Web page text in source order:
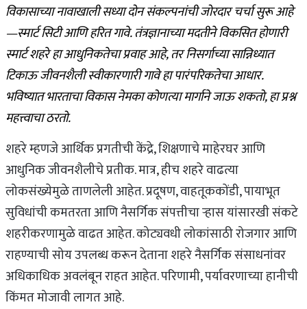
विकासाच्या नावाखाली सध्या दोन संकल्पनांची जोरदार चर्चा सुरू आहे
—स्मार्ट सिटी आणि हरित गावे. तंत्रज्ञानाच्या मदतीने विकसित होणारी
स्मार्ट शहरे हा आधुनिकतेचा प्रवाह आहे, तर निसर्गाच्या सान्निध्यात
टिकाऊ जीवनशैली स्वीकारणारी गावे हा पारंपरिकतेचा आधार.
भविष्यात भारताचा विकास नेमका कोणत्या मार्गाने जाऊ शकतो, हा प्रश्न
महत्त्वाचा ठरतो.
शहरे म्हणजे आर्थिक प्रगतीची केंद्रे, शिक्षणाचे माहेरघर आणि
आधुनिक जीवनशैलीचे प्रतीक. मात्र, हीच शहरे वाढत्या
लोकसंख्येमुळे ताणलेली आहेत. प्रदूषण, वाहतूककोंडी, पायाभूत
सुविधांची कमतरता आणि नैसर्गिक संपत्तीचा ऱ्हास यांसारखी संकटे
शहरीकरणामुळे वाढत आहेत. कोट्यवधी लोकांसाठी रोजगार आणि
राहण्याची सोय उपलब्ध करून देताना शहरे नैसर्गिक संसाधनांवर
अधिकाधिक अवलंबून राहत आहेत. परिणामी, पर्यावरणाच्या हानीची
किंमत मोजावी लागत आहे.